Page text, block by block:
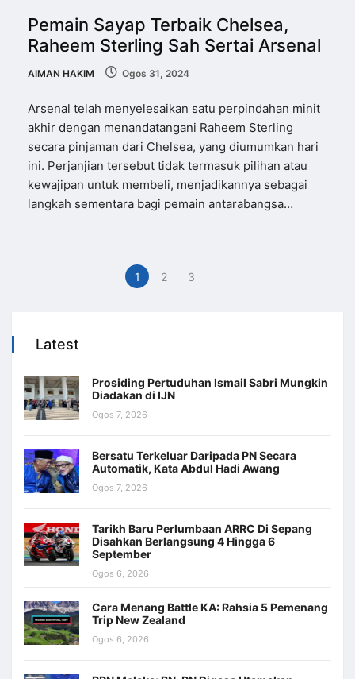
Pemain Sayap Terbaik Chelsea,
Raheem Sterling Sah Sertai Arsenal
AIMAN HAKIM Ogos 31, 2024
Arsenal telah menyelesaikan satu perpindahan minit
akhir dengan menandatangani Raheem Sterling
secara pinjaman dari Chelsea, yang diumumkan hari
ini. Perjanjian tersebut tidak termasuk pilihan atau
kewajipan untuk membeli, menjadikannya sebagai
langkah sementara bagi pemain antarabangsa…
1 2 3
Latest
Prosiding Pertuduhan Ismail Sabri Mungkin
Diadakan di IJN
Ogos 7, 2026
Bersatu Terkeluar Daripada PN Secara
Automatik, Kata Abdul Hadi Awang
Ogos 7, 2026
Tarikh Baru Perlumbaan ARRC Di Sepang
Disahkan Berlangsung 4 Hingga 6
September
Ogos 6, 2026
Cara Menang Battle KA: Rahsia 5 Pemenang
Trip New Zealand
Ogos 6, 2026